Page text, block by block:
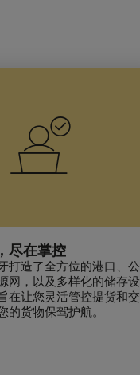
尽在掌控
打造了全方位的港口、公
网，以及多样化的储存设
在让您灵活管控提货和交
的货物保驾护航。